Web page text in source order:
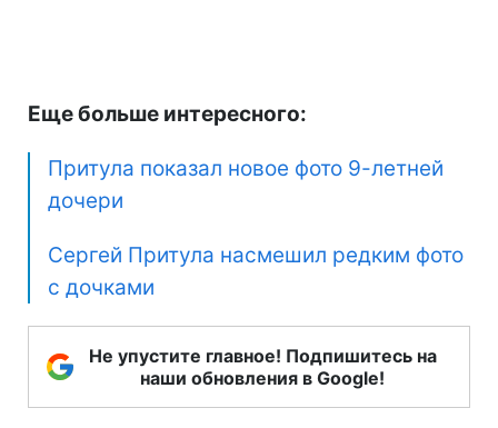
Еще больше интересного:
Притула показал новое фото 9-летней
дочери
Сергей Притула насмешил редким фото
с дочками
Не упустите главное! Подпишитесь на
наши обновления в Google!